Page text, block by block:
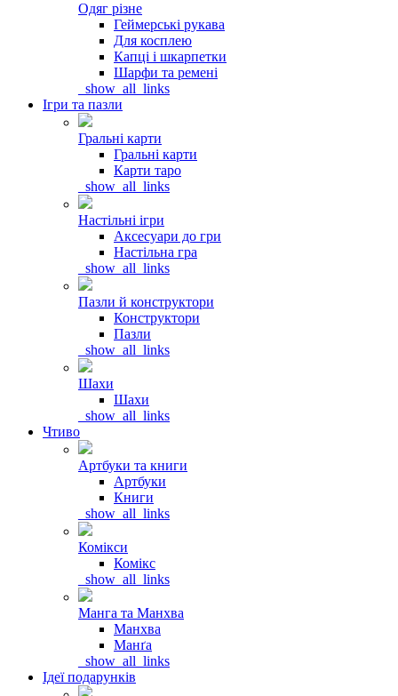
Одяг різне
Геймерські рукава
Для косплею
Капці і шкарпетки
Шарфи та ремені
_show_all_links
Ігри та пазли
Гральні карти
Гральні карти
Карти таро
_show_all_links
Настільні ігри
Аксесуари до гри
Настільна гра
_show_all_links
Пазли й конструктори
Конструктори
Пазли
_show_all_links
Шахи
Шахи
_show_all_links
Чтиво
Артбуки та книги
Артбуки
Книги
_show_all_links
Комікси
Комікс
_show_all_links
Манга та Манхва
Манхва
Манґа
_show_all_links
Ідеї подарунків